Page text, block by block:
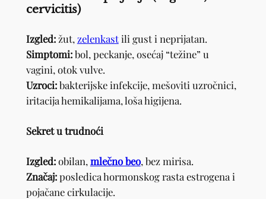
cervicitis)
Izgled:žut, zelenkastili gust i neprijatan.
Simptomi:bol, peckanje, osećaj “težine” u
vagini, otok vulve.
Uzroci:bakterijske infekcije, mešoviti uzročnici,
iritacija hemikalijama, loša higijena.
Sekret u trudnoći
Izgled:obilan, mlečno beo, bez mirisa.
Značaj:posledica hormonskog rasta estrogena i
pojačane cirkulacije.